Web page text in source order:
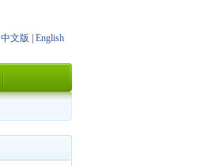
中文版
English